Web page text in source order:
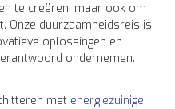
te creëren, maar ook om
Onze duurzaamheidsreis is
oplossingen en
ondernemen.
met energiezuinige